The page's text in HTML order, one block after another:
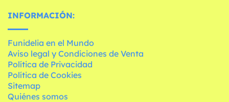
INFORMACIÓN:
Funidelia en el Mundo
Aviso legal y Condiciones de Venta
Política de Privacidad
Política de Cookies
Sitemap
Quiénes somos